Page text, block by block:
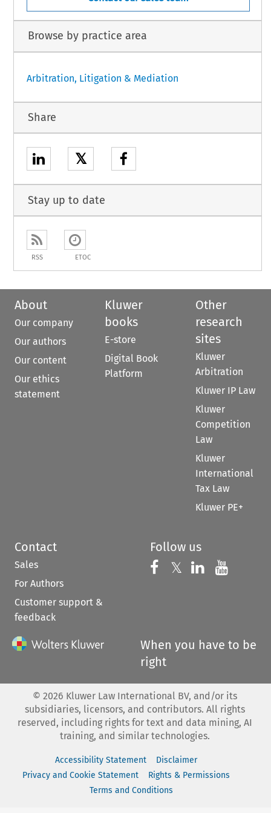
Browse by practice area
Arbitration, Litigation & Mediation
Share
𝕏
Stay up to date
RSS ETOC
About
Our company
Our authors
Our content
Our ethics
statement
Kluwer
books
E-store
Digital Book
Platform
Other
research
sites
Kluwer
Arbitration
Kluwer IP Law
Kluwer
Competition
Law
Kluwer
International
Tax Law
Kluwer PE+
Contact
Sales
For Authors
Customer support &
feedback
Follow us
Follow us on
𝕏 Follow us on
Follow us
When you have to be
right
© 2026 Kluwer Law International BV, and/or its
subsidiaries, licensors, and contributors. All rights
reserved, including rights for text and data mining, AI
training, and similar technologies.
Accessibility Statement
Disclaimer
Privacy and Cookie Statement
Rights & Permissions
Terms and Conditions